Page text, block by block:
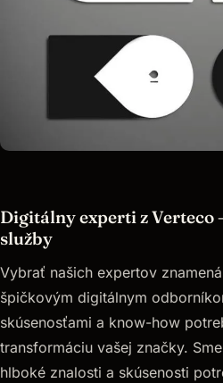
Digitálny experti z Verteco
služby
Vybrať našich expertov
špičkovým digitálnym
skúsenosťami a know-how
transformáciu vašej značky.
hlboké znalosti a skúsenosti